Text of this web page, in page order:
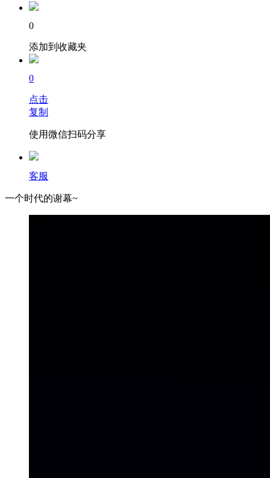
0
添加到收藏夹
0
点击
复制
使用微信扫码分享
客服
一个时代的谢幕~